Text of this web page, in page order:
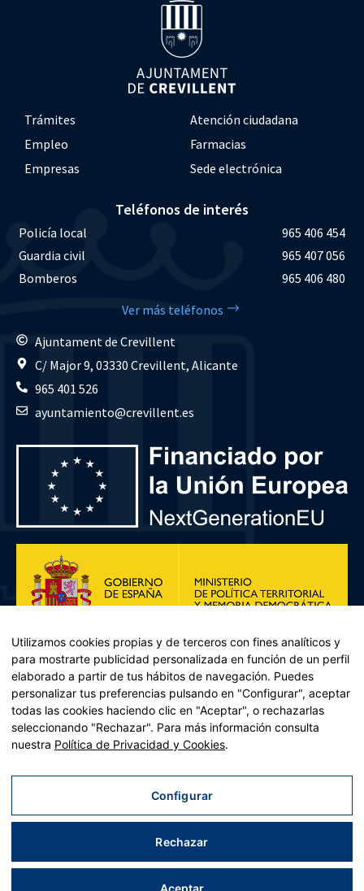
Trámites
Atención ciudadana
Empleo
Farmacias
Empresas
Sede electrónica
Teléfonos de interés
Policía local
965 406 454
Guardia civil
965 407 056
Bomberos
965 406 480
Ver más teléfonos
Ajuntament de Crevillent
C/ Major 9, 03330 Crevillent, Alicante
965 401 526
ayuntamiento@crevillent.es
Plan de Recuperación, Transformación y Resiliencia – Financiado por
Recuperación y resiliencia, establecido por el Reglamento (UE)
2021/241 del Parlamento Europeo y del Consejo, de 12 de febrero
Aviso legal|Política de privacidad|Política de cookies|Accesibilidad|Mapa web
| Desarrollado porTrestristes
Utilizamos cookies propias y de terceros con fines analíticos y
para mostrarte publicidad personalizada en función de un perfil
elaborado a partir de tus hábitos de navegación. Puedes
personalizar tus preferencias pulsando en "Configurar", aceptar
todas las cookies haciendo clic en "Aceptar", o rechazarlas
seleccionando "Rechazar". Para más información consulta
nuestra Política de Privacidad y Cookies.
Configurar
Rechazar
Aceptar